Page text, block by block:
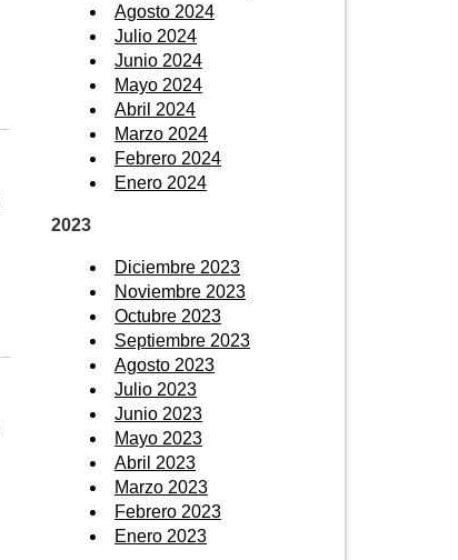
Agosto 2024
Julio 2024
Junio 2024
Mayo 2024
Abril 2024
Marzo 2024
Febrero 2024
Enero 2024
2023
Diciembre 2023
Noviembre 2023
Octubre 2023
Septiembre 2023
Agosto 2023
Julio 2023
Junio 2023
Mayo 2023
Abril 2023
Marzo 2023
Febrero 2023
Enero 2023